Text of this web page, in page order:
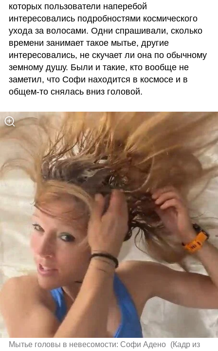
которых пользователи наперебой
интересовались подробностями космического
ухода за волосами. Одни спрашивали, сколько
времени занимает такое мытье, другие
интересовались, не скучает ли она по обычному
земному душу. Были и такие, кто вообще не
заметил, что Софи находится в космосе и в
общем-то снялась вниз головой.
Мытье головы в невесомости: Софи Адено (Кадр из